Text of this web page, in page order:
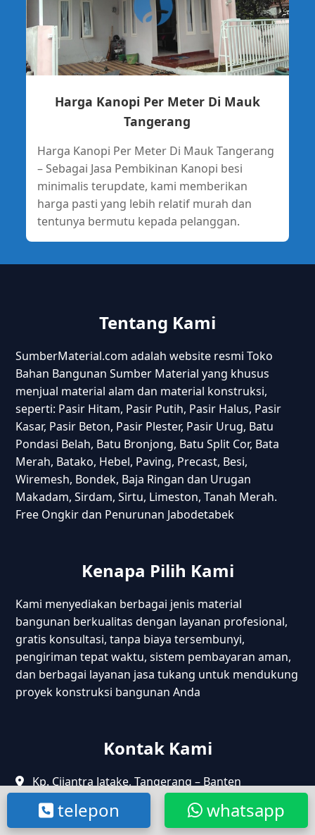
Harga Kanopi Per Meter Di Mauk
Tangerang
Harga Kanopi Per Meter Di Mauk Tangerang
– Sebagai Jasa Pembikinan Kanopi besi
minimalis terupdate, kami memberikan
harga pasti yang lebih relatif murah dan
tentunya bermutu kepada pelanggan.
Tentang Kami
SumberMaterial.com adalah website resmi Toko
Bahan Bangunan Sumber Material yang khusus
menjual material alam dan material konstruksi,
seperti: Pasir Hitam, Pasir Putih, Pasir Halus, Pasir
Kasar, Pasir Beton, Pasir Plester, Pasir Urug, Batu
Pondasi Belah, Batu Bronjong, Batu Split Cor, Bata
Merah, Batako, Hebel, Paving, Precast, Besi,
Wiremesh, Bondek, Baja Ringan dan Urugan
Makadam, Sirdam, Sirtu, Limeston, Tanah Merah.
Free Ongkir dan Penurunan Jabodetabek
Kenapa Pilih Kami
Kami menyediakan berbagai jenis material
bangunan berkualitas dengan layanan profesional,
gratis konsultasi, tanpa biaya tersembunyi,
pengiriman tepat waktu, sistem pembayaran aman,
dan berbagai layanan jasa tukang untuk mendukung
proyek konstruksi bangunan Anda
Kontak Kami
Kp. Cijantra Jatake, Tangerang – Banten
Jl. Raya Cikarang Cibarusah, Bekasi – Jabar
Jl. Maritim Raya, Pelabuhan Sunda kelapa,
whatsapp
telepon